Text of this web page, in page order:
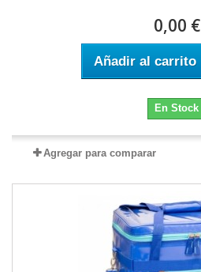
0,00 €
Añadir al carrito
En Stock
Agregar para comparar